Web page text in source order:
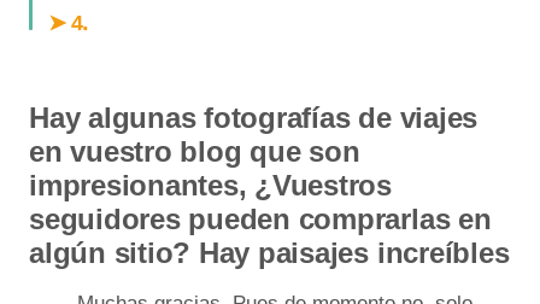
➤ 4.
Hay algunas fotografías de viajes
en vuestro blog que son
impresionantes, ¿Vuestros
seguidores pueden comprarlas en
algún sitio? Hay paisajes increíbles